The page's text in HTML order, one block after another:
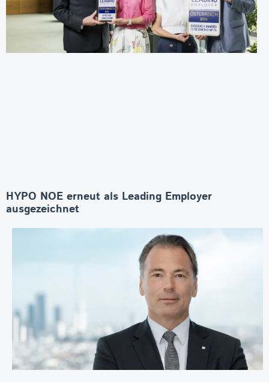
HYPO NOE erneut als Leading Employer
ausgezeichnet